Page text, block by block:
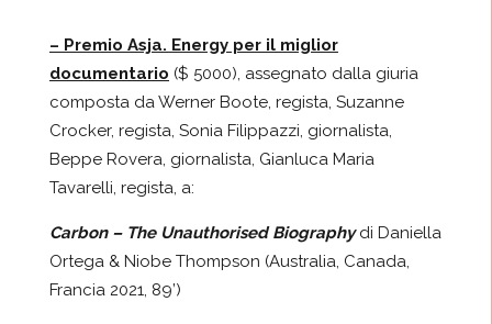
– Premio Asja. Energy per il miglior
documentario ($ 5000), assegnato dalla giuria
composta da Werner Boote, regista, Suzanne
Crocker, regista, Sonia Filippazzi, giornalista,
Beppe Rovera, giornalista, Gianluca Maria
Tavarelli, regista, a:
Carbon – The Unauthorised Biographydi Daniella
Ortega & Niobe Thompson (Australia, Canada,
Francia 2021, 89’)